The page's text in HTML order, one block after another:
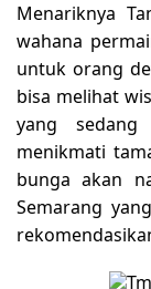
Menariknya
wahana
untuk orang
bisa melihat
yang
menikmati
bunga akan
Semarang